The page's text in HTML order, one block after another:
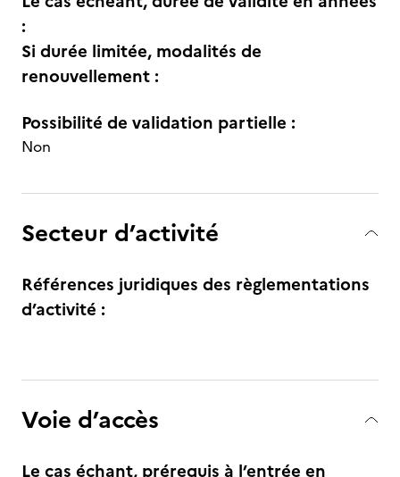
:
Si durée limitée, modalités de
renouvellement :
Possibilité de validation partielle :
Non
Secteur d’activité
Références juridiques des règlementations
d’activité :
Voie d’accès
Le cas échant, prérequis à l’entrée en